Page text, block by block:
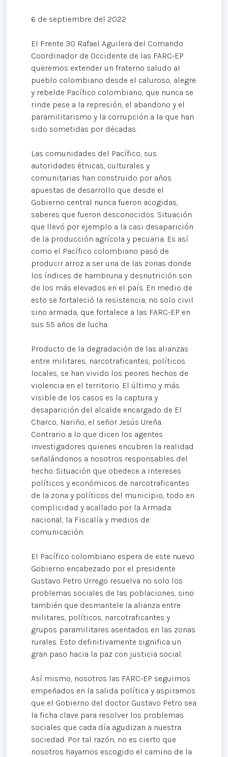
6 de septiembre del 2022
El Frente 30 Rafael Aguilera del Comando
Coordinador de Occidente de las FARC-EP
queremos extender un fraterno saludo al
pueblo colombiano desde el caluroso, alegre
y rebelde Pacífico colombiano, que nunca se
rinde pese a la represión, el abandono y el
paramilitarismo y la corrupción a la que han
sido sometidas por décadas.
Las comunidades del Pacífico, sus
autoridades étnicas, culturales y
comunitarias han construido por años
apuestas de desarrollo que desde el
Gobierno central nunca fueron acogidas,
saberes que fueron desconocidos. Situación
que llevó por ejemplo a la casi desaparición
de la producción agrícola y pecuaria. Es así
como el Pacífico colombiano pasó de
producir arroz a ser una de las zonas donde
los índices de hambruna y desnutrición son
de los más elevados en el país. En medio de
esto se fortaleció la resistencia, no solo civil
sino armada, que fortalece a las FARC-EP en
sus 55 años de lucha.
Producto de la degradación de las alianzas
entre militares, narcotraficantes, políticos
locales, se han vivido los peores hechos de
violencia en el territorio. El último y más
visible de los casos es la captura y
desaparición del alcalde encargado de El
Charco, Nariño, el señor Jesús Ureña.
Contrario a lo que dicen los agentes
investigadores quienes encubren la realidad
señalándonos a nosotros responsables del
hecho. Situación que obedece a intereses
políticos y económicos de narcotraficantes
de la zona y políticos del municipio, todo en
complicidad y acallado por la Armada
nacional, la Fiscalía y medios de
comunicación.
El Pacífico colombiano espera de este nuevo
Gobierno encabezado por el presidente
Gustavo Petro Urrego resuelva no solo los
problemas sociales de las poblaciones, sino
también que desmantele la alianza entre
militares, políticos, narcotraficantes y
grupos paramilitares asentados en las zonas
rurales. Esto definitivamente significa un
gran paso hacia la paz con justicia social.
Así mismo, nosotros las FARC-EP seguimos
empeñados en la salida política y aspiramos
que el Gobierno del doctor Gustavo Petro sea
la ficha clave para resolver los problemas
sociales que cada día agudizan a nuestra
sociedad. Por tal razón, no es cierto que
nosotros hayamos escogido el camino de la